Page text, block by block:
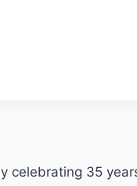
celebrating 35